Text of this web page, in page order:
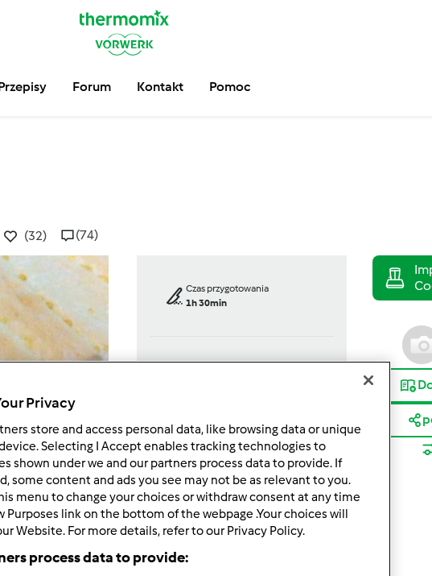
Forum Kontakt Pomoc
(32) (74)
Czas przygotowania
1h 30min
porcja/porcje/porcji
25
kawałek/kawałki/kawałków
Średni
Privacy
store and access personal data, like browsing data or unique
Selecting I Accept enables tracking technologies to
shown under we and our partners process data to provide. If
some content and ads you see may not be as relevant to you.
menu to change your choices or withdraw consent at any time
Purposes link on the bottom of the webpage .Your choices will
Website. For more details, refer to our Privacy Policy.
process data to provide: